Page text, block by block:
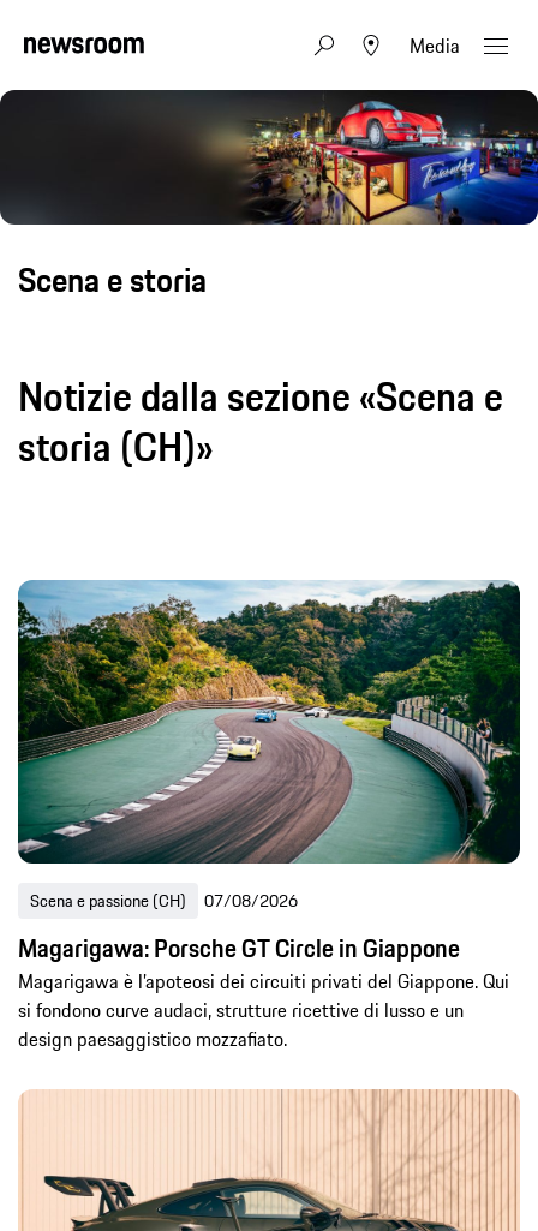
Media
Scena e storia
Notizie dalla sezione «Scena e
storia (CH)»
Scena e passione (CH) 07/08/2026
Magarigawa: Porsche GT Circle in Giappone
Magarigawa è l’apoteosi dei circuiti privati del Giappone. Qui
si fondono curve audaci, strutture ricettive di lusso e un
design paesaggistico mozzafiato.